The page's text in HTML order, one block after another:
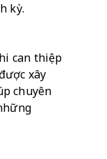
kỳ.
can thiệp
xây
chuyên